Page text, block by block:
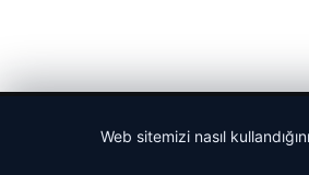
Web sitemizi nasıl